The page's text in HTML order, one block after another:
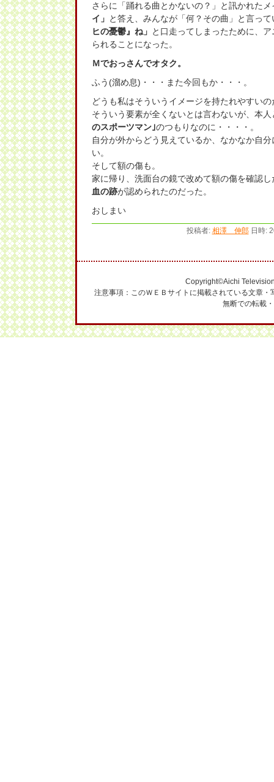
さらに「踊れる曲とかないの？」と訊かれたメ
イ」 と答え、みんなが「何？その曲」と言って
ヒの憂鬱』ね」 と口走ってしまったために、
られることになった。
Ｍでおっさんでオタク。
ふう(溜め息)・・・また今回もか・・・。
どうも私はそういうイメージを持たれやすいの
そういう要素が全くないとは言わないが、本
のスポーツマン｣のつもりなのに・・・・。
自分が外からどう見えているか、なかなか自
い。
そして額の傷も。
家に帰り、洗面台の鏡で改めて額の傷を確認
血の跡が認められたのだった。
おしまい
投稿者: 相澤 伸郎日時:
Copyright©Aichi
注意事項：このＷＥＢサイトに掲載されている文章
無断での転載